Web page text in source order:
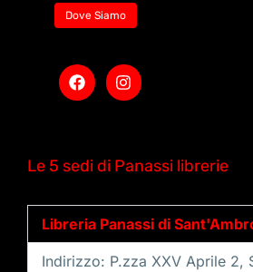
Dove Siamo
Le 5 sedi di Panassi librerie
Libreria Panassi di
Indirizzo: P.zza XXV Aprile 2,